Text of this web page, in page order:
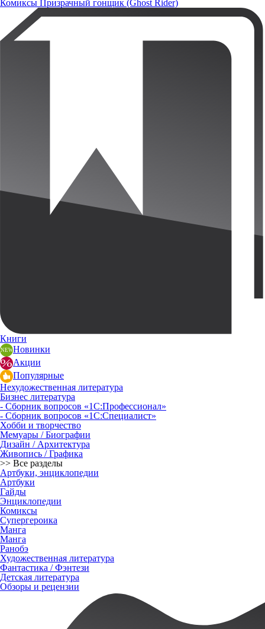
Комиксы Призрачный гонщик (Ghost Rider)
Книги
Новинки
Акции
Популярные
Нехудожественная литература
Бизнес литература
- Сборник вопросов «1С:Профессионал»
- Сборник вопросов «1С:Специалист»
Хобби и творчество
Мемуары / Биографии
Дизайн / Архитектура
Живопись / Графика
>> Все разделы
Артбуки, энциклопедии
Артбуки
Гайды
Энциклопедии
Комиксы
Супергероика
Манга
Манга
Ранобэ
Художественная литература
Фантастика / Фэнтези
Детская литература
Обзоры и рецензии